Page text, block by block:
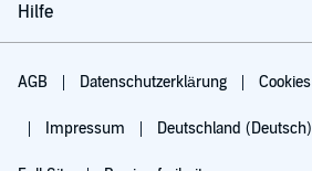
Hilfe
AGB Datenschutzerklärung Cookies
Impressum Deutschland (Deutsch)